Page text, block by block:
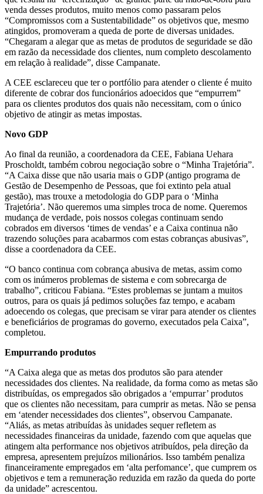
venda desses produtos, muito menos como passaram pelos
“Compromissos com a Sustentabilidade” os objetivos que, mesmo
atingidos, promoveram a queda de porte de diversas unidades.
“Chegaram a alegar que as metas de produtos de seguridade se dão
em razão da necessidade dos clientes, num completo descolamento
em relação à realidade”, disse Campanate.
A CEE esclareceu que ter o portfólio para atender o cliente é muito
diferente de cobrar dos funcionários adoecidos que “empurrem”
para os clientes produtos dos quais não necessitam, com o único
objetivo de atingir as metas impostas.
Novo GDP
Ao final da reunião, a coordenadora da CEE, Fabiana Uehara
Proscholdt, também cobrou negociação sobre o “Minha Trajetória”.
“A Caixa disse que não usaria mais o GDP (antigo programa de
Gestão de Desempenho de Pessoas, que foi extinto pela atual
gestão), mas trouxe a metodologia do GDP para o ‘Minha
Trajetória’. Não queremos uma simples troca de nome. Queremos
mudança de verdade, pois nossos colegas continuam sendo
cobrados em diversos ‘times de vendas’ e a Caixa continua não
trazendo soluções para acabarmos com estas cobranças abusivas”,
disse a coordenadora da CEE.
“O banco continua com cobrança abusiva de metas, assim como
com os inúmeros problemas de sistema e com sobrecarga de
trabalho”, criticou Fabiana. “Estes problemas se juntam a muitos
outros, para os quais já pedimos soluções faz tempo, e acabam
adoecendo os colegas, que precisam se virar para atender os clientes
e beneficiários de programas do governo, executados pela Caixa”,
completou.
Empurrando produtos
“A Caixa alega que as metas dos produtos são para atender
necessidades dos clientes. Na realidade, da forma como as metas são
distribuídas, os empregados são obrigados a ‘empurrar’ produtos
que os clientes não necessitam, para cumprir as metas. Não se pensa
em ‘atender necessidades dos clientes”, observou Campanate.
“Aliás, as metas atribuídas às unidades sequer refletem as
necessidades financeiras da unidade, fazendo com que aquelas que
atingem alta performance nos objetivos atribuídos, pela direção da
empresa, apresentem prejuízos milionários. Isso também penaliza
financeiramente empregados em ‘alta perfomance’, que cumprem os
objetivos e tem a remuneração reduzida em razão da queda do porte
da unidade” acrescentou.